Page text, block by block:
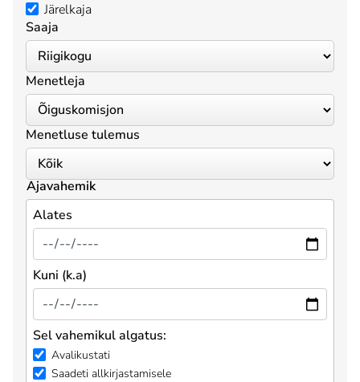
Järelkaja
Saaja
Menetleja
Menetluse tulemus
Ajavahemik
Alates
Kuni (k.a)
Sel vahemikul algatus:
Avalikustati
Saadeti allkirjastamisele